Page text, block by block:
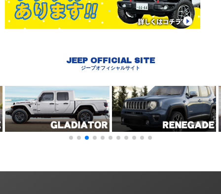
JEEP OFFICIAL SITE
ジープオフィシャルサイト